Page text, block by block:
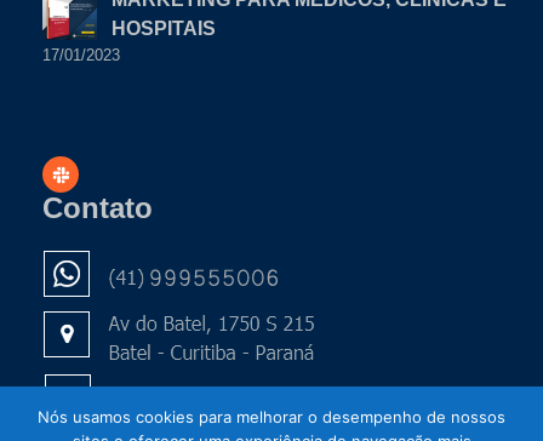
HOSPITAIS
17/01/2023
Contato
Nós usamos cookies para melhorar o desempenho de nossos